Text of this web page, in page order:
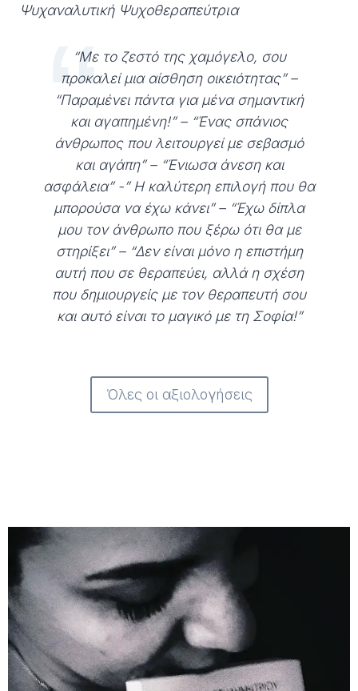
Ψυχαναλυτική Ψυχοθεραπεύτρια
“Με το ζεστό της χαμόγελο, σου
προκαλεί μια αίσθηση οικειότητας” –
“Παραμένει πάντα για μένα σημαντική
και αγαπημένη!” – “Ένας σπάνιος
άνθρωπος που λειτουργεί με σεβασμό
και αγάπη” – “Ένιωσα άνεση και
ασφάλεια” -” Η καλύτερη επιλογή που θα
μπορούσα να έχω κάνει” – “Έχω δίπλα
μου τον άνθρωπο που ξέρω ότι θα με
στηρίξει” – “Δεν είναι μόνο η επιστήμη
αυτή που σε θεραπεύει, αλλά η σχέση
που δημιουργείς με τον θεραπευτή σου
και αυτό είναι το μαγικό με τη Σοφία!”
Όλες οι αξιολογήσεις